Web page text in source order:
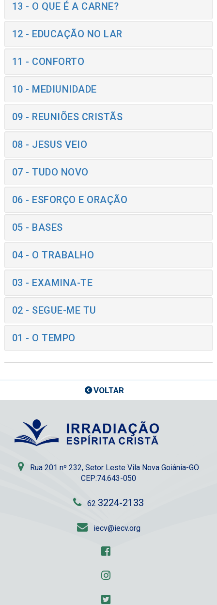
13 - O QUE É A CARNE?
12 - EDUCAÇÃO NO LAR
11 - CONFORTO
10 - MEDIUNIDADE
09 - REUNIÕES CRISTÃS
08 - JESUS VEIO
07 - TUDO NOVO
06 - ESFORÇO E ORAÇÃO
05 - BASES
04 - O TRABALHO
03 - EXAMINA-TE
02 - SEGUE-ME TU
01 - O TEMPO
VOLTAR
Rua 201 nº 232, Setor Leste Vila Nova Goiânia-GO
CEP:74.643-050
62 3224-2133
iecv@iecv.org